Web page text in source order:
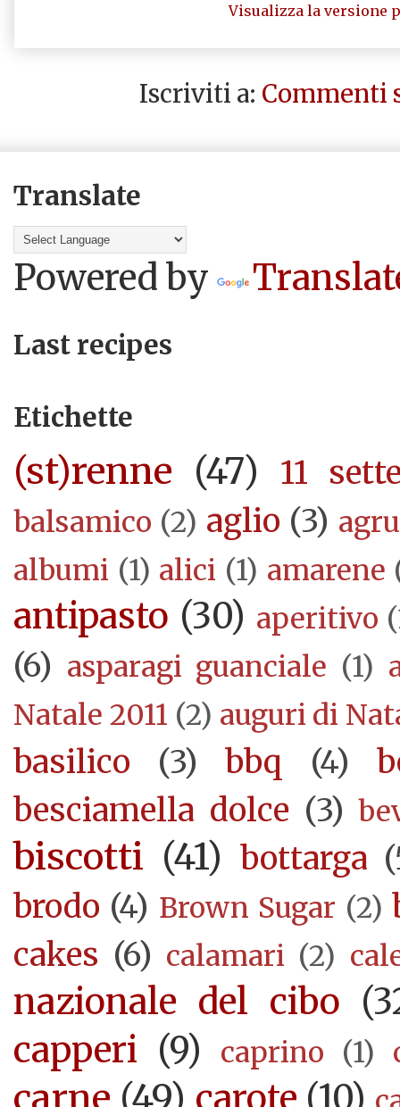
Visualizza la versione
Iscriviti a: Commenti
Translate
Powered by
Last recipes
Etichette
(st)renne (47) 11
balsamico (2) aglio (3)
albumi (1) alici (1) amarene
antipasto (30) aperitivo
(6) asparagi guanciale (1)
Natale 2011 (2) auguri di
basilico (3) bbq (4)
besciamella dolce (3)
biscotti (41) bottarga
brodo (4) Brown Sugar (2)
cakes (6) calamari (2)
nazionale del cibo
capperi (9) caprino (1)
carne (49)